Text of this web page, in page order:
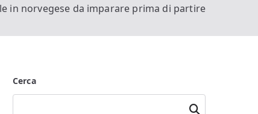
in norvegese da imparare prima di partire
Cerca
Cerca